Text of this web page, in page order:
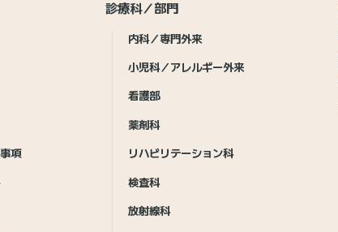
項
診療科／部門
内科／専門外来
小児科／アレルギー外来
看護部
薬剤科
リハビリテーション科
検査科
放射線科